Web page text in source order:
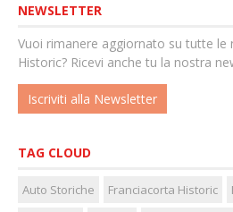
NEWSLETTER
Vuoi rimanere aggiornato su tutte le
Historic? Ricevi anche tu la nostra
Iscriviti alla Newsletter
TAG CLOUD
Auto Storiche Franciacorta Historic